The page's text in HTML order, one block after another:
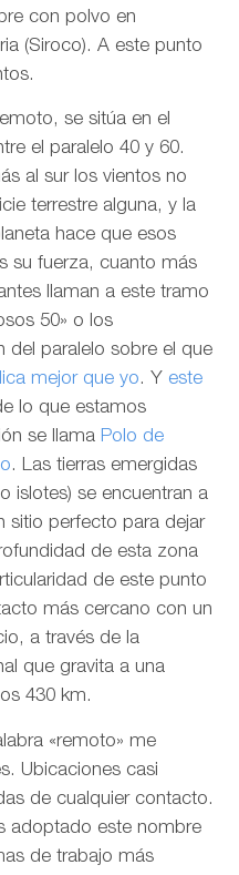
con polvo en
(Siroco). A este punto
se sitúa en el
el paralelo 40 y 60.
al sur los vientos no
terrestre alguna, y la
hace que esos
su fuerza, cuanto más
llaman a este tramo
50» o los
del paralelo sobre el que
mejor que yo. Y este
lo que estamos
se llama Polo de
. Las tierras emergidas
islotes) se encuentran a
sitio perfecto para dejar
de esta zona
de este punto
más cercano con un
a través de la
que gravita a una
430 km.
«remoto» me
Ubicaciones casi
de cualquier contacto.
adoptado este nombre
de trabajo más